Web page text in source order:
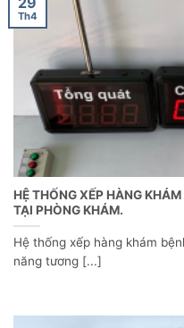
HỆ THỐNG XẾP HÀNG
TẠI PHÒNG KHÁM.
Hệ thống xếp hàng khám
năng tương [...]
Th4